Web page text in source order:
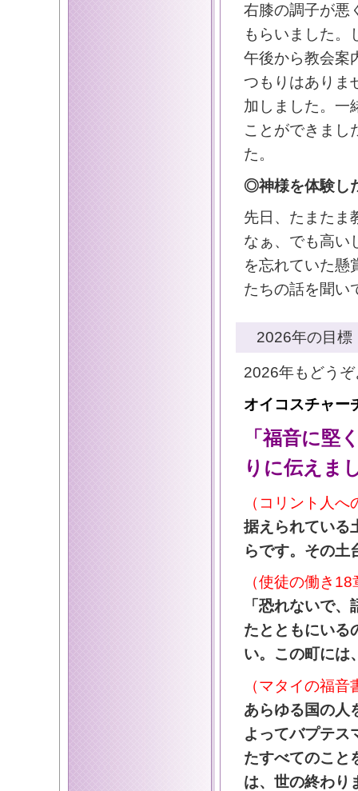
右膝の調子が悪
もらいました。
午後から教会案
つもりはありま
加しました。一
ことができまし
た。
◎神様を体験し
先日、たまたま
なぁ、でも高い
を忘れていた懸
たちの話を聞い
2026年の目標
2026年もどう
オイコスチャー
「福音に堅
りに伝えま
（コリント人
据えられている
らです。その土
（使徒の働き
「恐れないで
たとともにいる
い。この町には
（マタイの福
あらゆる国の人
よってバプテス
たすべてのこと
は、世の終わり